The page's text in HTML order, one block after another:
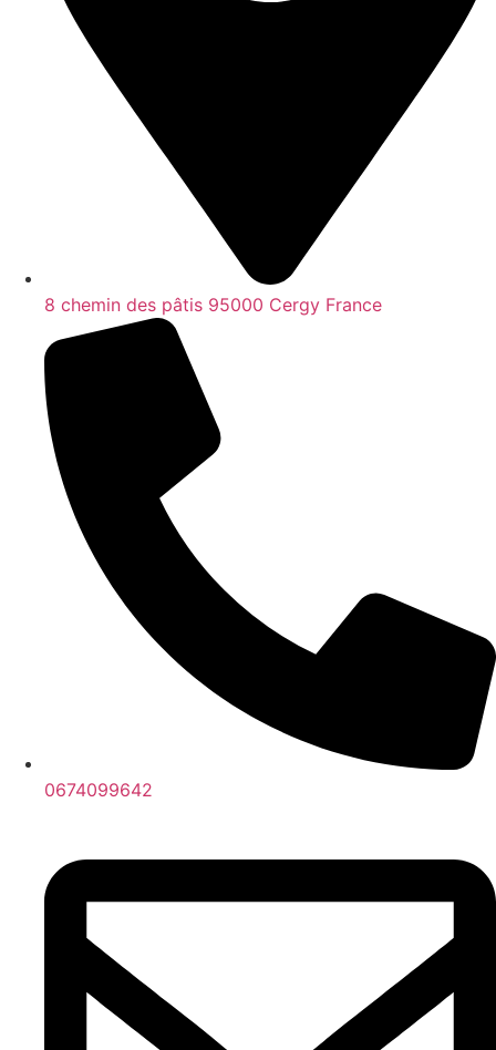
8 chemin des pâtis 95000 Cergy France
0674099642